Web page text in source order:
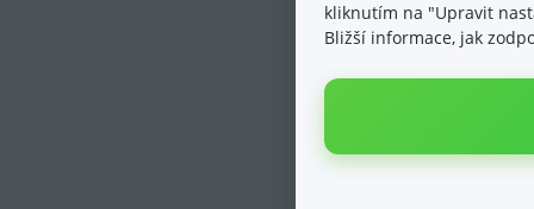
kliknutím na "Upravit
Bližší informace, jak